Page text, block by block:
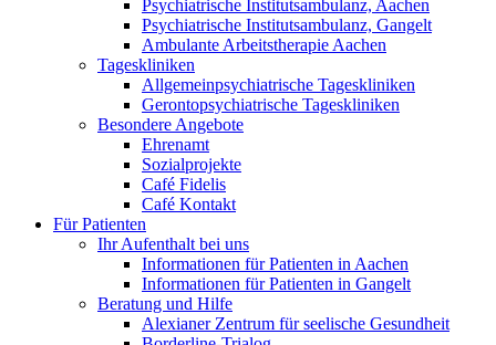
Psychiatrische Institutsambulanz, Aachen
Psychiatrische Institutsambulanz, Gangelt
Ambulante Arbeitstherapie Aachen
Tageskliniken
Allgemeinpsychiatrische Tageskliniken
Gerontopsychiatrische Tageskliniken
Besondere Angebote
Ehrenamt
Sozialprojekte
Café Fidelis
Café Kontakt
Für Patienten
Ihr Aufenthalt bei uns
Informationen für Patienten in Aachen
Informationen für Patienten in Gangelt
Beratung und Hilfe
Alexianer Zentrum für seelische Gesundheit